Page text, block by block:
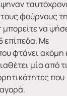
φούρνους
να
επίπεδα. Με
φτάνει ακόμη
μία από
που